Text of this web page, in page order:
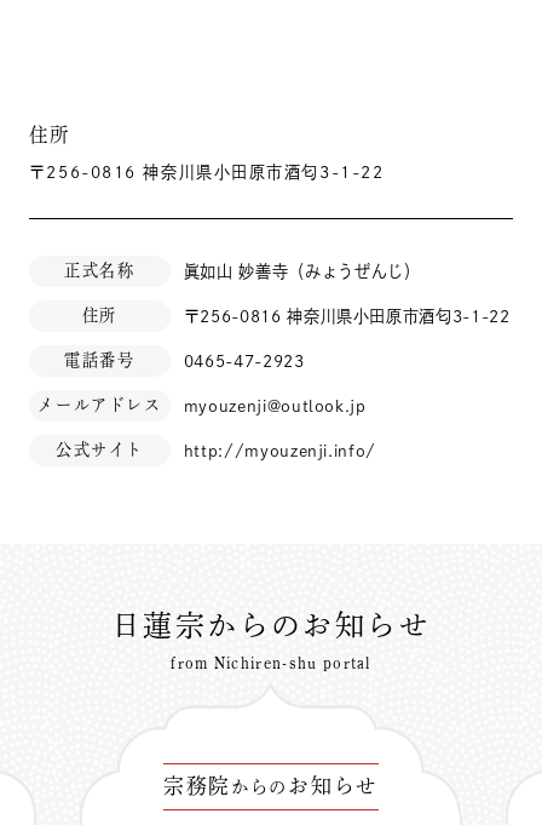
住所
〒256-0816 神奈川県小田原市酒匂3-1-22
正式名称 眞如山 妙善寺（みょうぜんじ）
住所 〒256-0816 神奈川県小田原市酒匂3-1-22
電話番号 0465-47-2923
メールアドレス myouzenji@outlook.jp
公式サイト http://myouzenji.info/
日蓮宗からのお知らせ
from Nichiren-shu portal
宗務院 からの お知らせ